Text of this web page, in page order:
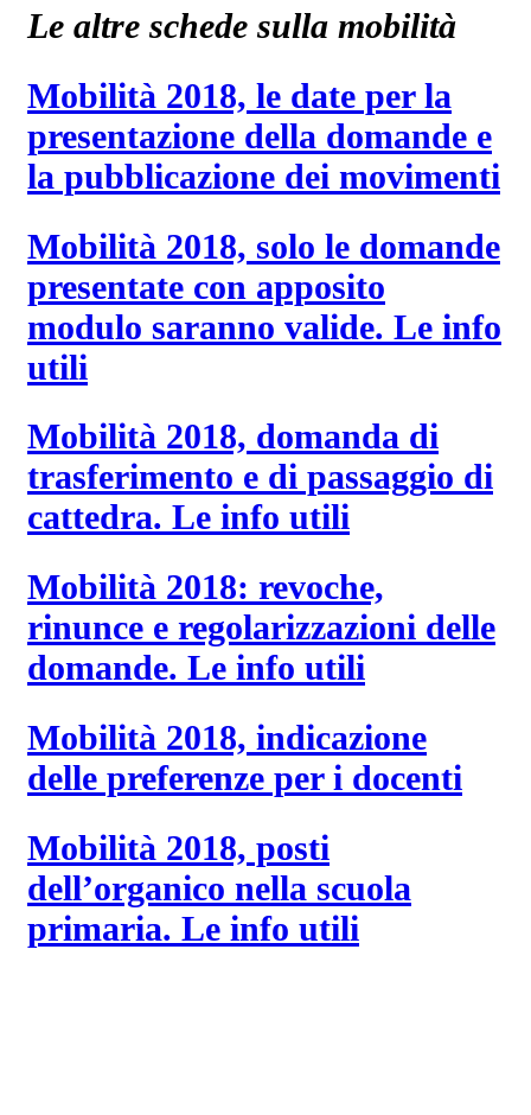
Le altre schede sulla mobilità
Mobilità 2018, le date per la
presentazione della domande e
la pubblicazione dei movimenti
Mobilità 2018, solo le domande
presentate con apposito
modulo saranno valide. Le info
utili
Mobilità 2018, domanda di
trasferimento e di passaggio di
cattedra. Le info utili
Mobilità 2018: revoche,
rinunce e regolarizzazioni delle
domande. Le info utili
Mobilità 2018, indicazione
delle preferenze per i docenti
Mobilità 2018, posti
dell’organico nella scuola
primaria. Le info utili